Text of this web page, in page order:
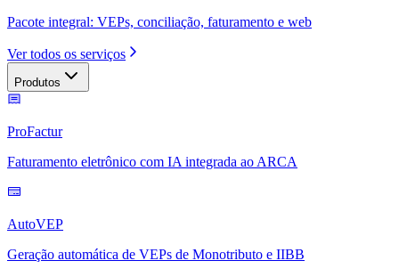
Pacote integral: VEPs, conciliação, faturamento e web
Ver todos os serviços
Produtos
ProFactur
Faturamento eletrônico com IA integrada ao ARCA
AutoVEP
Geração automática de VEPs de Monotributo e IIBB